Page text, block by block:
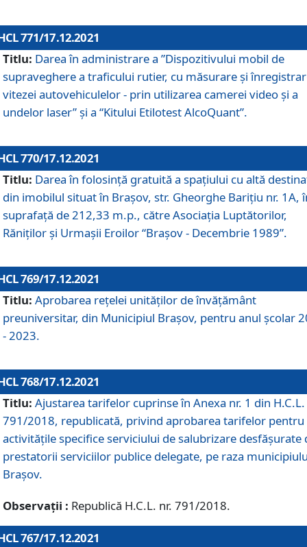
771/17.12.2021
Titlu: Darea în administrare a ”Dispozitivului mobil de
supraveghere a traficului rutier, cu măsurare și
vitezei autovehiculelor - prin utilizarea camerei video și a
undelor laser” și a “Kitului Etilotest AlcoQuant”.
770/17.12.2021
Titlu: Darea în folosinţă gratuită a spaţiului cu altă
din imobilul situat în Braşov, str. Gheorghe Bariţiu nr. 1A,
suprafaţă de 212,33 m.p., către Asociaţia Luptătorilor,
Răniţilor şi Urmaşii Eroilor “Braşov - Decembrie 1989”.
769/17.12.2021
Titlu: Aprobarea reţelei unităţilor de învăţământ
preuniversitar, din Municipiul Braşov, pentru anul şcolar
- 2023.
768/17.12.2021
Titlu: Ajustarea tarifelor cuprinse în Anexa nr. 1 din H.C.L.
791/2018, republicată, privind aprobarea tarifelor pentru
activităţile specifice serviciului de salubrizare desfăşurate
prestatorii serviciilor publice delegate, pe raza
Braşov.
Observații : Republică H.C.L. nr. 791/2018.
767/17.12.2021